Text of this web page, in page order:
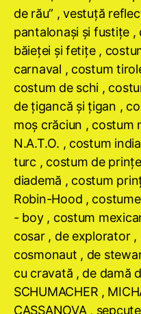
de rău” , vestuţă
pantalonaşi şi fustiţe
băieţei şi fetiţe ,
carnaval , costum
costum de schi ,
de ţigancă şi ţigan ,
moş crăciun , costum
N.A.T.O. , costum
turc , costum de
diademă , costum
Robin-Hood ,
- boy , costum
cosar , de explorator ,
cosmonaut , de
cu cravată , de damă
SCHUMACHER ,
CASSANOVA ,